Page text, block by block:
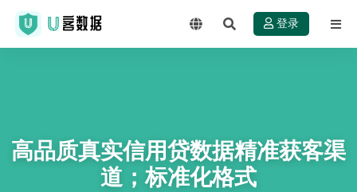
登录
高品质真实信用贷数据精准获客渠
道；标准化格式